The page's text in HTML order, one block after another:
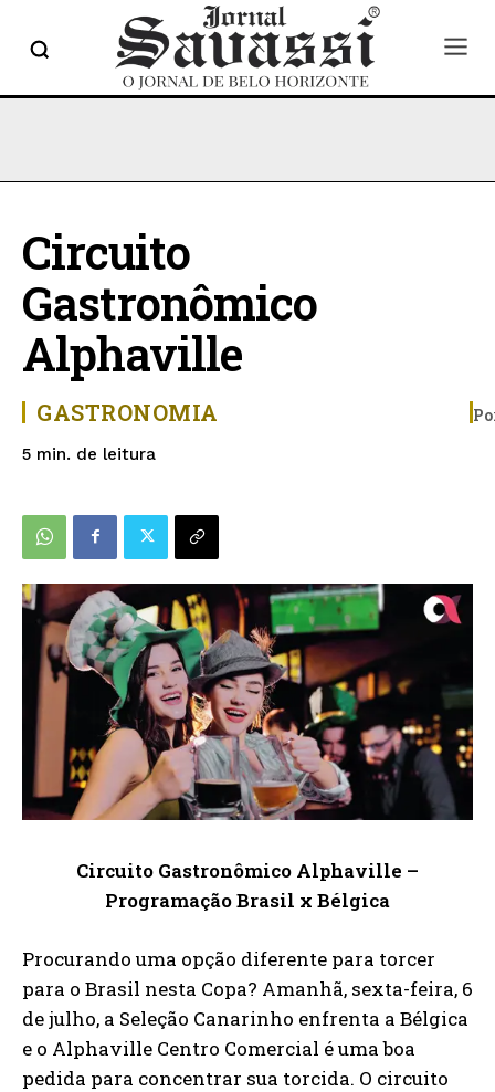
Circuito
Gastronômico
Alphaville
GASTRONOMIA
5 min. de leitura
Circuito Gastronômico Alphaville –
Programação Brasil x Bélgica
Procurando uma opção diferente para torcer
para o Brasil nesta Copa? Amanhã, sexta-feira, 6
de julho, a Seleção Canarinho enfrenta a Bélgica
e o Alphaville Centro Comercial é uma boa
pedida para concentrar sua torcida. O circuito